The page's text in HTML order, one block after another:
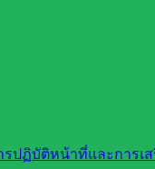
รปฏิบัติหน้าที่และกา